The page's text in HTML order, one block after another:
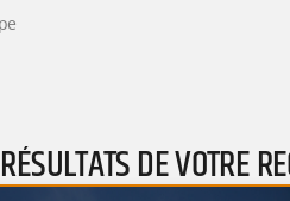
DE VOTRE